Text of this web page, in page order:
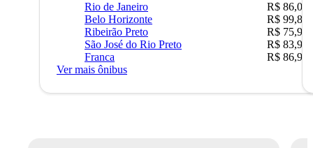
Rio de Janeiro
R$ 86,00
Belo Horizonte
R$ 99,89
Ribeirão Preto
R$ 75,90
São José do Rio Preto
R$ 83,90
Franca
R$ 86,90
Ver mais ônibus